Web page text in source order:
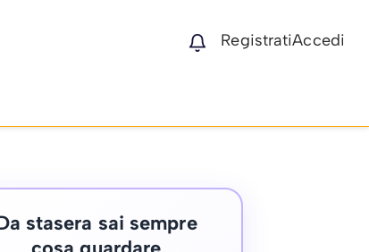
RegistratiAccedi
stasera sai sempre